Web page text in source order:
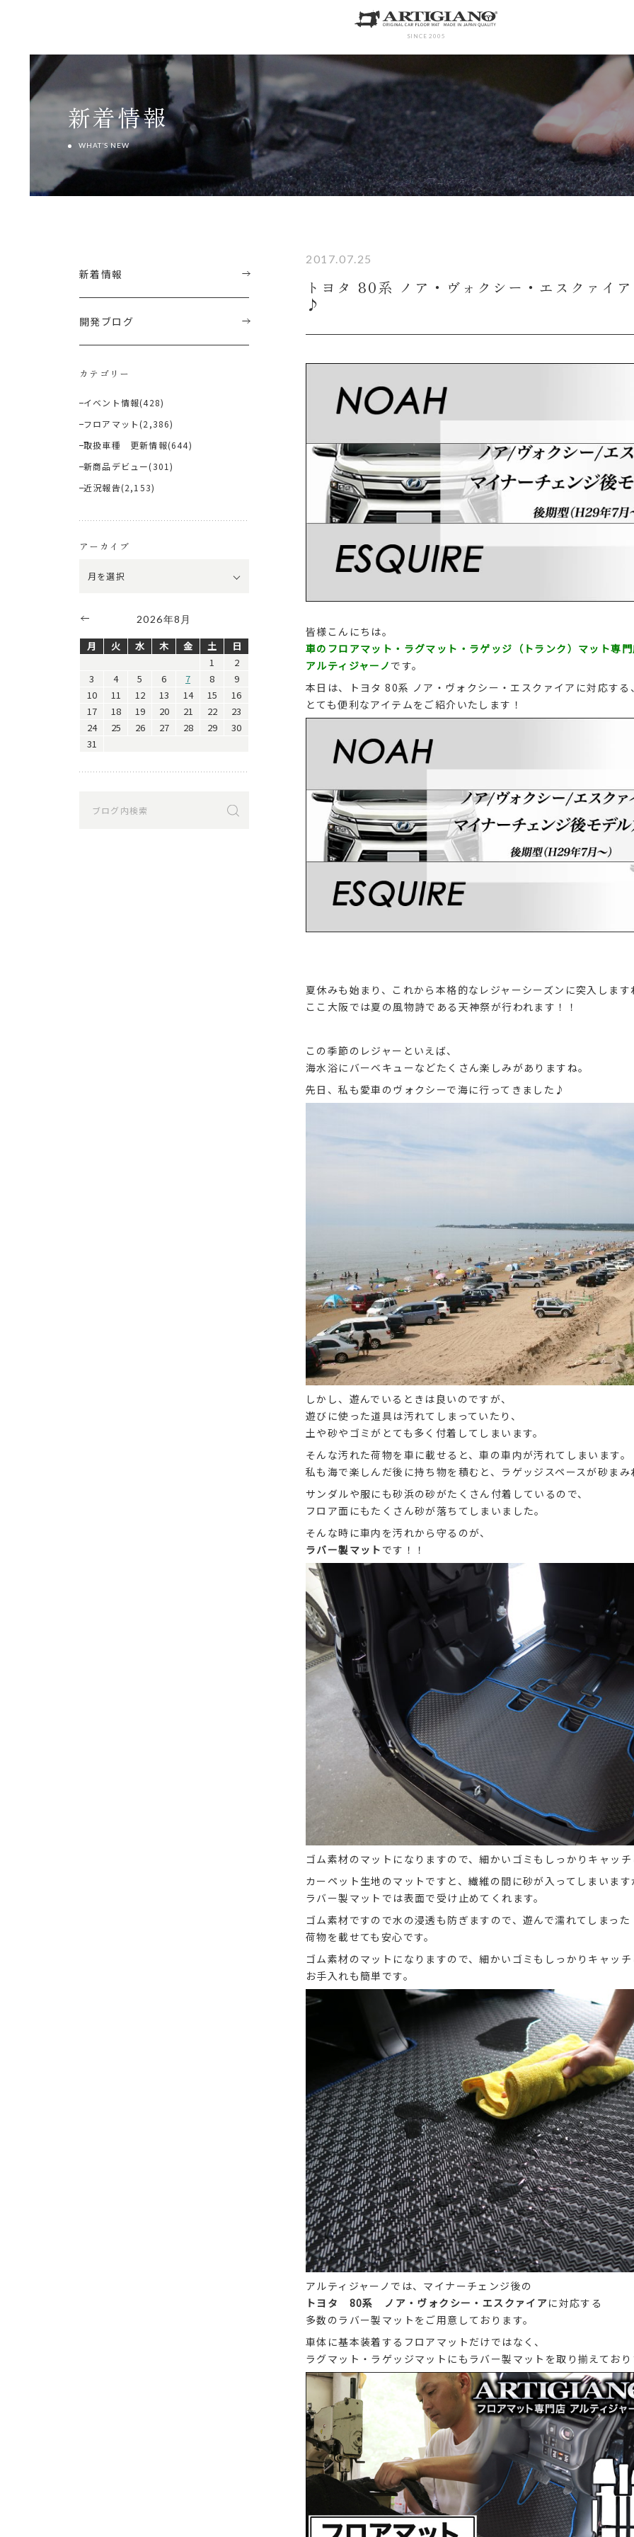
SINCE 2005
新着情報
WHAT’S NEW
2017.07.25
トヨタ 80系 ノア・ヴォクシー・エスクァイ
♪
皆様こんにちは。
車のフロアマット・ラグマット・ラゲッジ（トランク）マット専
アルティジャーノ です。
本日は、トヨタ 80系 ノア・ヴォクシー・エスクァイアに対応する
とても便利なアイテムをご紹介いたします！
夏休みも始まり、これから本格的なレジャーシーズンに突入します
ここ大阪では夏の風物詩である天神祭が行われます！！
この季節のレジャーといえば、
海水浴にバーベキューなどたくさん楽しみがありますね。
先日、私も愛車のヴォクシーで海に行ってきました♪
しかし、遊んでいるときは良いのですが、
遊びに使った道具は汚れてしまっていたり、
土や砂やゴミがとても多く付着してしまいます。
そんな汚れた荷物を車に載せると、車の車内が汚れてしまいます。
私も海で楽しんだ後に持ち物を積むと、ラゲッジスペースが砂ま
サンダルや服にも砂浜の砂がたくさん付着しているので、
フロア面にもたくさん砂が落ちてしまいました。
そんな時に車内を汚れから守るのが、
ラバー製マット です！！
ゴム素材のマットになりますので、細かいゴミもしっかりキャッ
カーペット生地のマットですと、繊維の間に砂が入ってしまいます
ラバー製マットでは表面で受け止めてくれます。
ゴム素材ですので水の浸透も防ぎますので、遊んで濡れてしまった
荷物を載せても安心です。
ゴム素材のマットになりますので、細かいゴミもしっかりキャッ
お手入れも簡単です。
アルティジャーノでは、マイナーチェンジ後の
トヨタ 80系 ノア・ヴォクシー・エスクァイアに対応する
多数のラバー製マットをご用意しております。
車体に基本装着するフロアマットだけではなく、
ラグマット・ラゲッジマットにもラバー製マットを取り揃えてお
新着情報
開発ブログ
カテゴリー
イベント情報(428)
フロアマット (2,386)
取扱車種 更新情報(644)
新商品デビュー(301)
近況報告(2,153)
アーカイブ
2026年8月
月 火 水 木 金 土
日
1
2
3
4 5 6 7 8
9
10
11 12 13 14 15
16
17
18 19 20 21 22
23
24
25 26 27 28 29
30
31